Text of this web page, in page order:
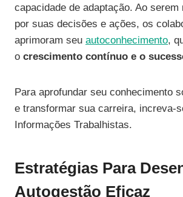
capacidade de adaptação. Ao serem
por suas decisões e ações, os
aprimoram seu autoconhecimento,
o crescimento contínuo e o
Para aprofundar seu conhecimento
e transformar sua carreira, increva-
Informações Trabalhistas.
Estratégias Para
Autogestão Eficaz